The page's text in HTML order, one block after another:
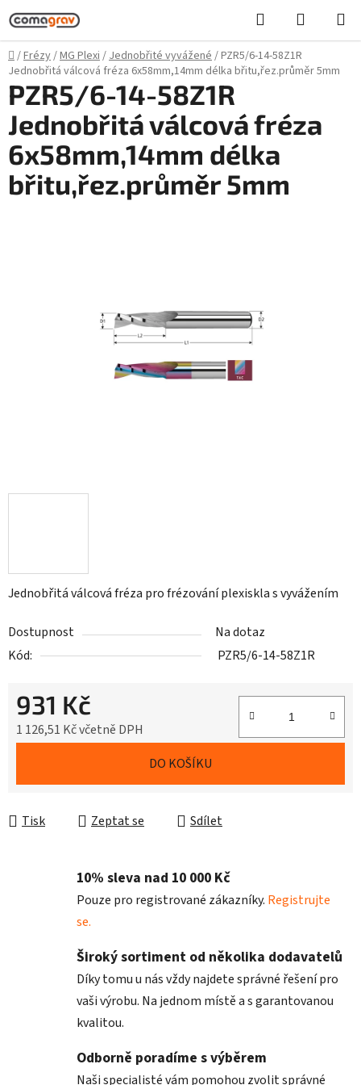
Přejít
na
obsah
Hledat
KOŠÍK
Domů
/Frézy/MG Plexi/Jednobřité vyvážené/PZR5/6-14-58Z1R
Jednobřitá válcová fréza 6x58mm,14mm délka břitu,řez.průměr 5mm
Jednobřitá válcová fréza pro frézování plexiskla s vyvážením
Dostupnost
Na dotaz
Kód:
PZR5/6-14-58Z1R
931 Kč
1 126,51 Kč včetně DPH
DO KOŠÍKU
Tisk Zeptat se Sdílet
PZR5/6-14-58Z1R
Jednobřitá válcová fréza
6x58mm,14mm délka
břitu,řez.průměr 5mm
10% sleva nad 10 000 Kč
Pouze pro registrované zákazníky. Registrujte
se.
Široký sortiment od několika dodavatelů
Díky tomu u nás vždy najdete správné řešení pro
vaši výrobu. Na jednom místě a s garantovanou
kvalitou.
Odborně poradíme s výběrem
Naši specialisté vám pomohou zvolit správné